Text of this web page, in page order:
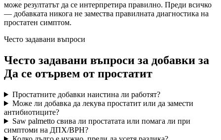
може резултатът да се интерпретира правилно. Преди всичко
— добавката никога не замества правилната диагностика на
простатен симптом.
Често задавани въпроси
Често задавани въпроси за добавки за
Да се ​​отървем от простатит
Простатните добавки наистина ли работят?
Може ли добавка да лекува простатит или да замести
антибиотиците?
Saw palmetto свива ли простатата или помага ли при
симптоми на ДПХ/BPH?